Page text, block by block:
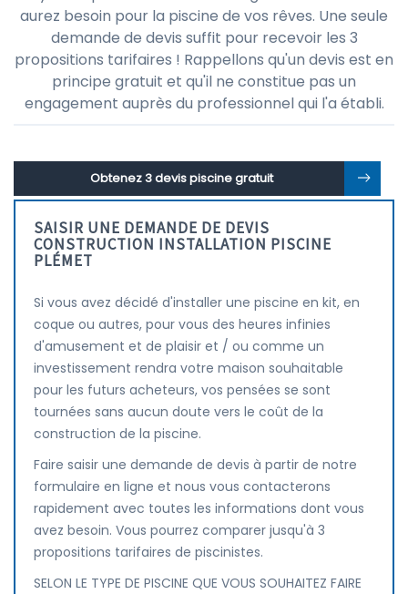
aurez besoin pour la piscine de vos rêves. Une seule
demande de devis suffit pour recevoir les 3
propositions tarifaires ! Rappellons qu'un devis est en
principe gratuit et qu'il ne constitue pas un
engagement auprès du professionnel qui l'a établi.
Obtenez 3 devis piscine gratuit
SAISIR UNE DEMANDE DE DEVIS
CONSTRUCTION INSTALLATION PISCINE
PLÉMET
Si vous avez décidé d'installer une piscine en kit, en
coque ou autres, pour vous des heures infinies
d'amusement et de plaisir et / ou comme un
investissement rendra votre maison souhaitable
pour les futurs acheteurs, vos pensées se sont
tournées sans aucun doute vers le coût de la
construction de la piscine.
Faire saisir une demande de devis à partir de notre
formulaire en ligne et nous vous contacterons
rapidement avec toutes les informations dont vous
avez besoin. Vous pourrez comparer jusqu'à 3
propositions tarifaires de piscinistes.
SELON LE TYPE DE PISCINE QUE VOUS SOUHAITEZ FAIRE